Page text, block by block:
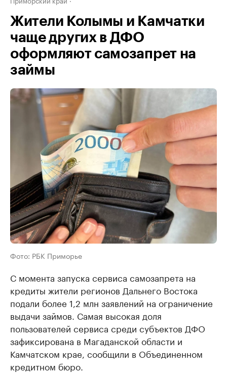
Жители Колымы и Камчатки
чаще других в ДФО
оформляют самозапрет на
займы
Фото: РБК Приморье
С момента запуска сервиса самозапрета на
кредиты жители регионов Дальнего Востока
подали более 1,2 млн заявлений на ограничение
выдачи займов. Самая высокая доля
пользователей сервиса среди субъектов ДФО
зафиксирована в Магаданской области и
Камчатском крае, сообщили в Объединенном
кредитном бюро.